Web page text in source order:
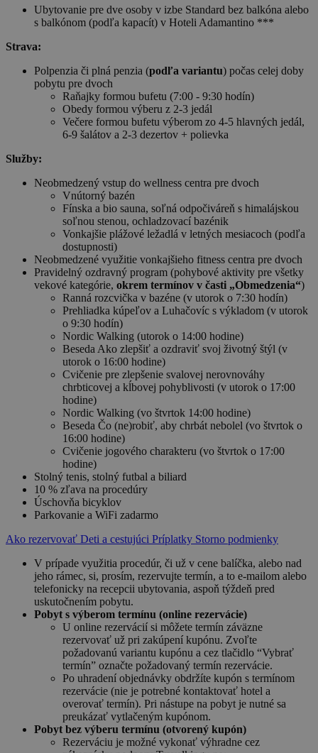
Ubytovanie pre dve osoby v izbe Standard bez balkóna alebo
s balkónom (podľa kapacít) v Hoteli Adamantino ***
Strava:
Polpenzia či plná penzia (podľa variantu) počas celej doby
pobytu pre dvoch
Raňajky formou bufetu (7:00 - 9:30 hodín)
Obedy formou výberu z 2-3 jedál
Večere formou bufetu výberom zo 4-5 hlavných jedál,
6-9 šalátov a 2-3 dezertov + polievka
Služby:
Neobmedzený vstup do wellness centra pre dvoch
Vnútorný bazén
Fínska a bio sauna, soľná odpočiváreň s himalájskou
soľnou stenou, ochladzovací bazénik
Vonkajšie plážové ležadlá v letných mesiacoch (podľa
dostupnosti)
Neobmedzené využitie vonkajšieho fitness centra pre dvoch
Pravidelný ozdravný program (pohybové aktivity pre všetky
vekové kategórie, okrem termínov v časti „Obmedzenia“)
Ranná rozcvička v bazéne (v utorok o 7:30 hodín)
Prehliadka kúpeľov a Luhačovíc s výkladom (v utorok
o 9:30 hodín)
Nordic Walking (utorok o 14:00 hodine)
Beseda Ako zlepšiť a ozdraviť svoj životný štýl (v
utorok o 16:00 hodine)
Cvičenie pre zlepšenie svalovej nerovnováhy
chrbticovej a kĺbovej pohyblivosti (v utorok o 17:00
hodine)
Nordic Walking (vo štvrtok 14:00 hodine)
Beseda Čo (ne)robiť, aby chrbát nebolel (vo štvrtok o
16:00 hodine)
Cvičenie jogového charakteru (vo štvrtok o 17:00
hodine)
Stolný tenis, stolný futbal a biliard
10 % zľava na procedúry
Úschovňa bicyklov
Parkovanie a WiFi zadarmo
Ako rezervovať Deti a cestujúci Príplatky Storno podmienky
V prípade využitia procedúr, či už v cene balíčka, alebo nad
jeho rámec, si, prosím, rezervujte termín, a to e-mailom alebo
telefonicky na recepcii ubytovania, aspoň týždeň pred
uskutočnením pobytu.
Pobyt s výberom termínu (online rezervácie)
U online rezervácií si môžete termín záväzne
rezervovať už pri zakúpení kupónu. Zvoľte
požadovanú variantu kupónu a cez tlačidlo “Vybrať
termín” označte požadovaný termín rezervácie.
Po uhradení objednávky obdržíte kupón s termínom
rezervácie (nie je potrebné kontaktovať hotel a
overovať termín). Pri nástupe na pobyt je nutné sa
preukázať vytlačeným kupónom.
Pobyt bez výberu termínu (otvorený kupón)
Rezerváciu je možné vykonať výhradne cez